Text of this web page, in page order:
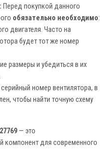
Перед покупкой данного
обязательно необходимо:
двигателя. Часто на
будет тот же номер
размеры и убедиться в их
номер вентилятора, в
чтобы найти точную схему
— это
компонент для современного